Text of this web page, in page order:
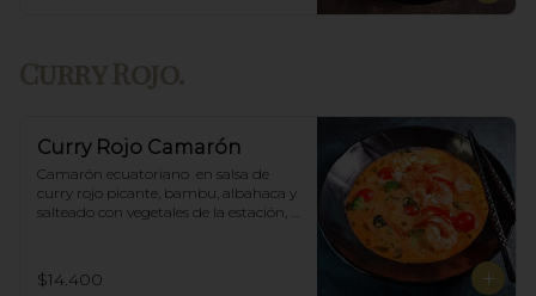
Curry Rojo.
Curry Rojo Camarón
Camarón ecuatoriano  en salsa de
curry rojo picante, bambu, albahaca y
salteado con vegetales de la estación,
$14.400